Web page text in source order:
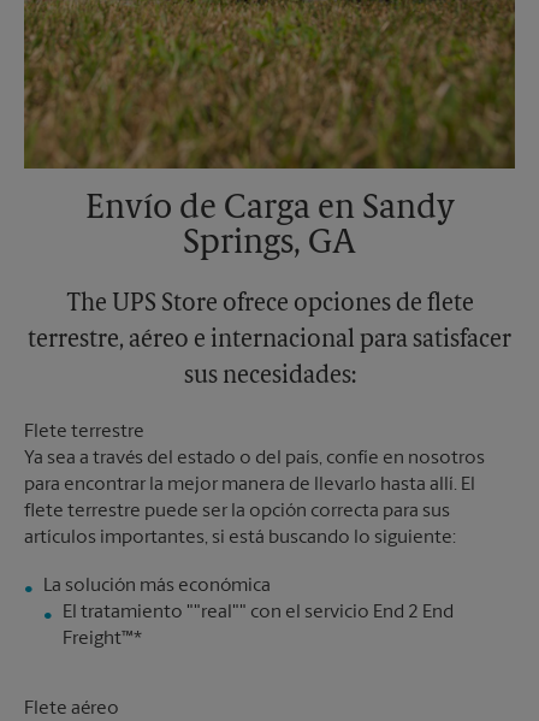
Envío de Carga en Sandy
Springs, GA
The UPS Store ofrece opciones de flete
terrestre, aéreo e internacional para satisfacer
sus necesidades:
Flete terrestre
Ya sea a través del estado o del país, confíe en nosotros
para encontrar la mejor manera de llevarlo hasta allí. El
flete terrestre puede ser la opción correcta para sus
artículos importantes, si está buscando lo siguiente:
El tratamiento ""real"" con el servicio End 2 End
Freight™*
Flete aéreo